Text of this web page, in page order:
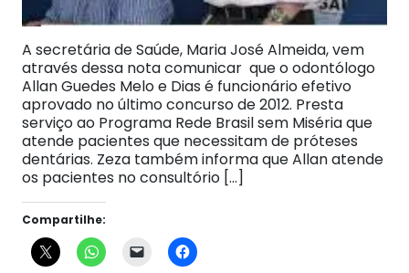
A secretária de Saúde, Maria José Almeida, vem
através dessa nota comunicar que o odontólogo
Allan Guedes Melo e Dias é funcionário efetivo
aprovado no último concurso de 2012. Presta
serviço ao Programa Rede Brasil sem Miséria que
atende pacientes que necessitam de próteses
dentárias. Zeza também informa que Allan atende
os pacientes no consultório […]
Compartilhe: